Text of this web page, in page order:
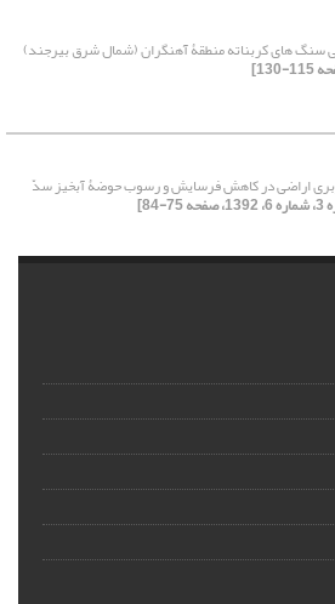
سنگ های کربناته منطقۀ آهنگران (شمال شرق بیرجند)
اراضی در کاهش فرسایش و رسوب حوضۀ آبخیز سدّ
84]